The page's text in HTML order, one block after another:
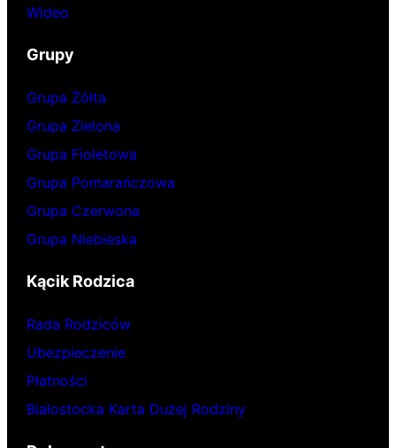
Wideo
Grupy
Grupa Żółta
Grupa Zielona
Grupa Fioletowa
Grupa Pomarańczowa
Grupa Czerwona
Grupa Niebieska
Kącik Rodzica
Rada Rodziców
Ubezpieczenie
Płatności
Białostocka Karta Dużej Rodziny